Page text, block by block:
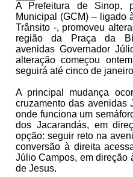
Share
A Prefeitura de Sinop,
Municipal (GCM) – ligado
Trânsito -, promoveu
região da Praça da
avenidas Governador
alteração começou
seguirá até cinco de
A principal mudança
cruzamento das avenidas
onde funciona um
dos Jacarandás, em
opção: seguir reto na
conversão à direita
Júlio Campos, em direção
de Jesus.